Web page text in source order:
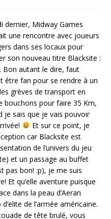
dernier, Midway Games
une rencontre avec joueurs
dans ses locaux pour
son nouveau titre Blacksite :
Bon autant le dire, faut
être fan pour se rendre à un
grèves de transport en
bouchons pour faire 35 Km,
je sais que je vais pouvoir
Et sur ce point, je
car Blacksite est
de l’univers du jeu
et un passage au buffet
pas bon! :p), je me suis
Et qu’elle aventure puisque
dans la peau d’Aeran
de l’armée américaine.
de tête brulé, vous